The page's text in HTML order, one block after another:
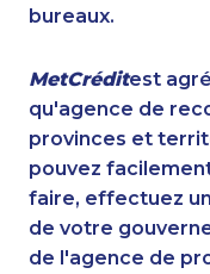
bureaux.
MetCréditest
qu'agence de
provinces et
pouvez
faire, effectuez
de votre
de l'agence de